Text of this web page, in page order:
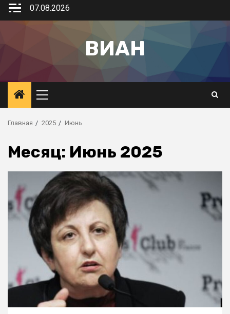
07.08.2026
ВИАН
Главная 2025 Июнь
Месяц: Июнь 2025